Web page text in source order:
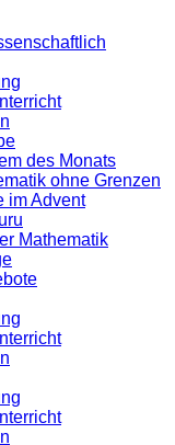
des Monats
ohne Grenzen
im Advent
Mathematik